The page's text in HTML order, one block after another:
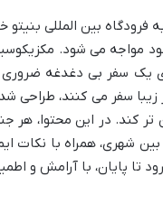
فرودگاه بین المللی
مواجه می شود.
یک سفر بی دغدغه ضروری
زیبا سفر می کنند، طراحی
تر کند. در این محتوا،
بین شهری، همراه با
تا پایان، با آرامش و